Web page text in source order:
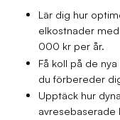
Lär dig hur
elkostnader
000 kr per år.
Få koll på de
du förbereder
Upptäck hur
avresebaserade